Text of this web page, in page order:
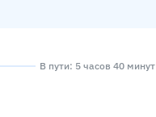
В пути: 5 часов 40 минут